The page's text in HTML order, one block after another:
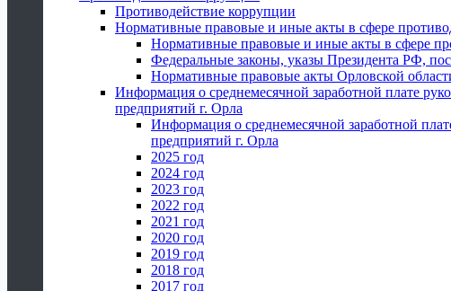
Противодействие коррупции
Нормативные правовые и иные акты в сфере
Нормативные правовые и иные акты в сфере
Федеральные законы, указы Президента РФ,
Нормативные правовые акты Орловской
Информация о среднемесячной заработной плате
предприятий г. Орла
Информация о среднемесячной заработной
предприятий г. Орла
2025 год
2024 год
2023 год
2022 год
2021 год
2020 год
2019 год
2018 год
2017 год